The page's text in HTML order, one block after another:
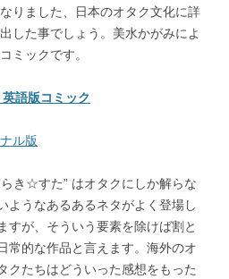
りました、日本のオタク文化に詳
した事でしょう。美水かがみによ
ミックです。
版コミック
ル版
らき☆すた” はオタクにしか解らな
ようなあるあるネタがよく登場し
すが、そういう要素を除けば割と
常的な作品と言えます。海外のオ
クたちはどういった感想をもった